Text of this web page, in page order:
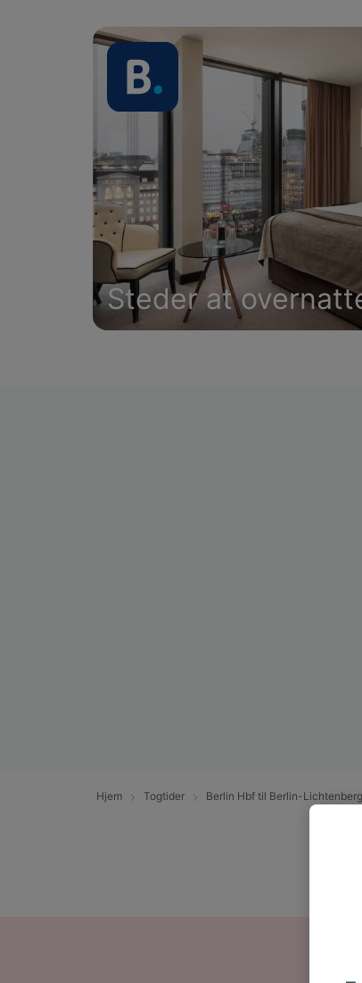
Steder at
Hjem Togtider Berlin Hbf til Berlin-Lichtenberg